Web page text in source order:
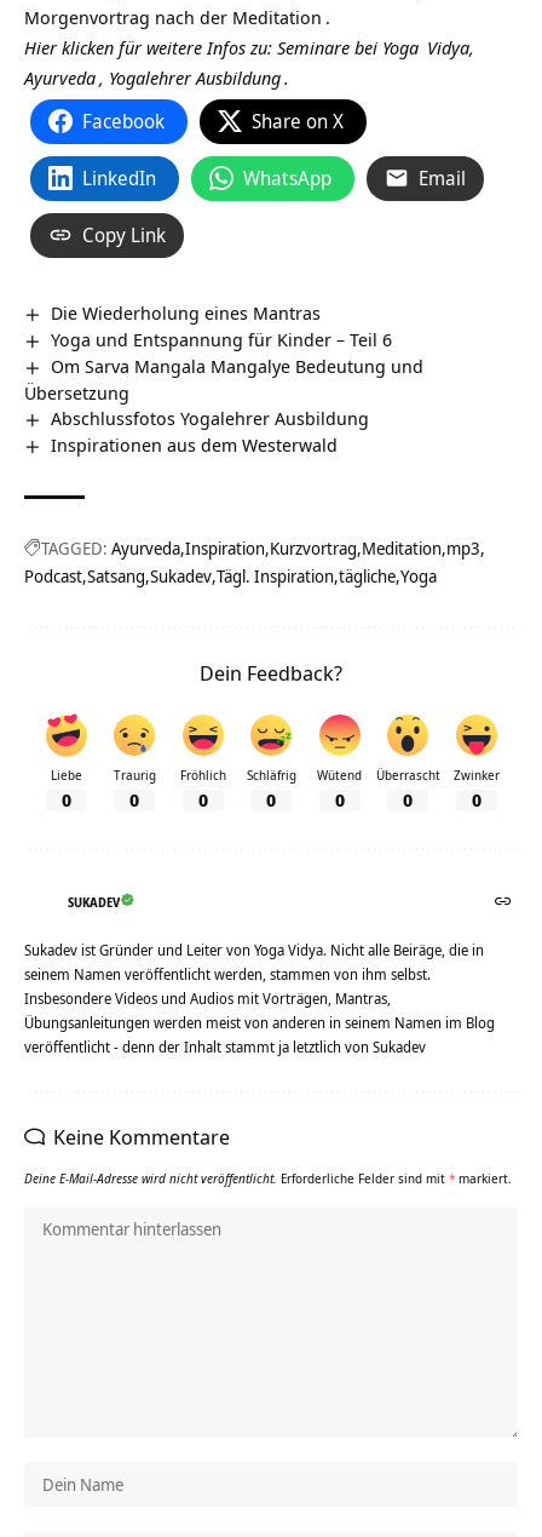
Morgenvortrag nach der Meditation .
Hier klicken für weitere Infos zu: Seminare bei Yoga Vidya,
Ayurveda, Yogalehrer Ausbildung.
Facebook Share on X
LinkedIn WhatsApp Email
Copy Link
Die Wiederholung eines Mantras
Yoga und Entspannung für Kinder – Teil 6
Om Sarva Mangala Mangalye Bedeutung und
Übersetzung
Abschlussfotos Yogalehrer Ausbildung
Inspirationen aus dem Westerwald
TAGGED: Ayurveda Inspiration Kurzvortrag Meditation mp3
Podcast Satsang Sukadev Tägl. Inspiration tägliche Yoga
Dein Feedback?
Liebe
0
Traurig
0
Fröhlich
0
Schläfrig
0
Wütend
0
Überrascht
0
Zwinker
0
SUKADEV
Sukadev ist Gründer und Leiter von Yoga Vidya. Nicht alle Beiräge, die in
seinem Namen veröffentlicht werden, stammen von ihm selbst.
Insbesondere Videos und Audios mit Vorträgen, Mantras,
Übungsanleitungen werden meist von anderen in seinem Namen im Blog
veröffentlicht - denn der Inhalt stammt ja letztlich von Sukadev
Keine Kommentare
Deine E-Mail-Adresse wird nicht veröffentlicht. Erforderliche Felder sind mit * markiert.